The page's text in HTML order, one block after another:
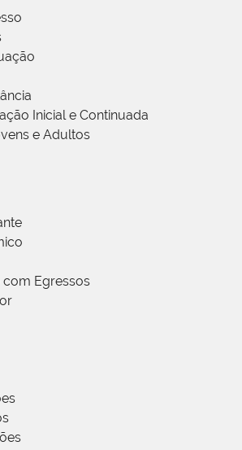
Inicial e Continuada
e Adultos
com Egressos